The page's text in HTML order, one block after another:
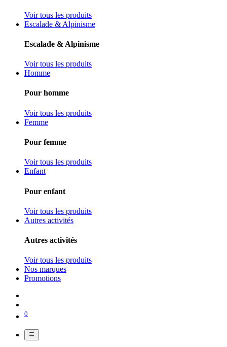
Voir tous les produits
Escalade & Alpinisme
Escalade & Alpinisme
Voir tous les produits
Homme
Pour homme
Voir tous les produits
Femme
Pour femme
Voir tous les produits
Enfant
Pour enfant
Voir tous les produits
Autres activités
Autres activités
Voir tous les produits
Nos marques
Promotions
0